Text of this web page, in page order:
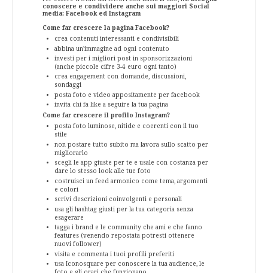
conoscere e condividere anche sui maggiori Social
media: Facebook ed Instagram
Come far crescere la pagina Facebook?
crea contenuti interessanti e condivisibili
abbina un'immagine ad ogni contenuto
investi per i migliori post in sponsorizzazioni
(anche piccole cifre 3-4 euro ogni tanto)
crea engagement con domande, discussioni,
sondaggi
posta foto e video appositamente per facebook
invita chi fa like a seguire la tua pagina
Come far crescere il profilo Instagram?
posta foto luminose, nitide e coerenti con il tuo
stile
non postare tutto subito ma lavora sullo scatto per
migliorarlo
scegli le app giuste per te e usale con costanza per
dare lo stesso look alle tue foto
costruisci un feed armonico come tema, argomenti
e colori
scrivi descrizioni coinvolgenti e personali
usa gli hashtag giusti per la tua categoria senza
esagerare
tagga i brand e le community che ami e che fanno
features (venendo repostata potresti ottenere
nuovi follower)
visita e commenta i tuoi profili preferiti
usa Iconosquare per conoscere la tua audience, le